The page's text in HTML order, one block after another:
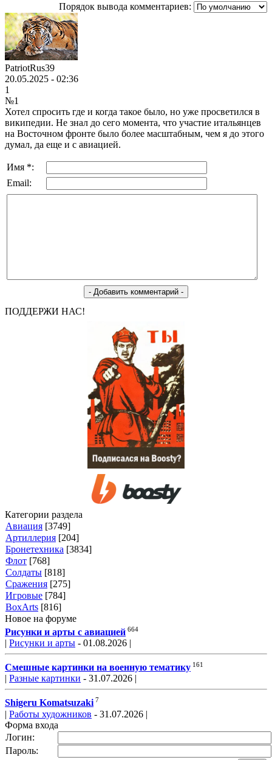
Порядок вывода комментариев:
PatriotRus39
20.05.2025 - 02:36
1
№1
Хотел спросить где и когда такое было, но уже просветился в
википедии. Не знал до сего момента, что участиe итальянцев
на Восточном фронте было более масштабным, чем я до этого
думал, да еще и с авиацией.
Имя *:
Email:
ПОДДЕРЖИ НАС!
Категории раздела
Авиация [3749]
Артиллерия [204]
Бронетехника [3834]
Флот [768]
Солдаты [818]
Сражения [275]
Игровые [784]
BoxArts [816]
Новое на форуме
Рисунки и арты с авиацией 664
| Рисунки и арты - 01.08.2026 |
Смешные картинки на военную тематику 161
| Разные картинки - 31.07.2026 |
Shigeru Komatsuzaki 7
| Работы художников - 31.07.2026 |
Форма входа
Логин:
Пароль: